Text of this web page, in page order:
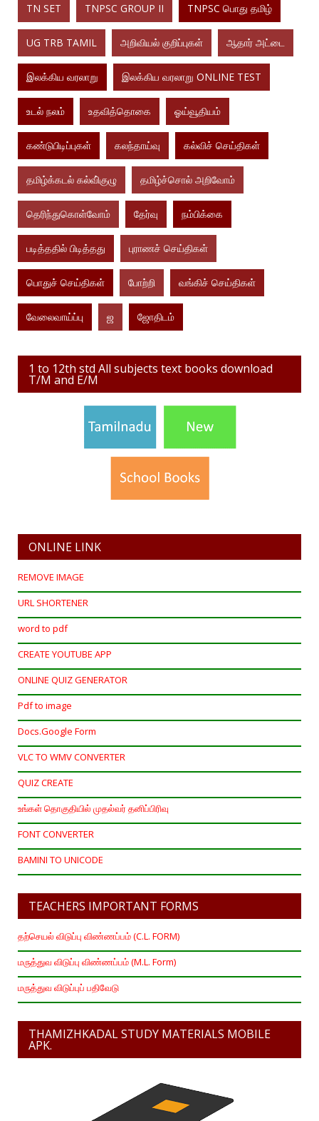
TN SET TNPSC GROUP II TNPSC பொது தமிழ்
UG TRB TAMIL அறிவியல் குறிப்புகள் ஆதார் அட்டை
இலக்கிய வரலாறு இலக்கிய வரலாறு ONLINE TEST
உடல் நலம் உதவித்தொகை ஓய்வூதியம்
கண்டுபிடிப்புகள் கலந்தாய்வு கல்விச் செய்திகள்
தமிழ்க்கடல் கல்வி்குழு தமிழ்ச்சொல் அறிவோம்
தெரிந்துகொள்வோம் தேர்வு நம்பிக்கை
படித்ததில் பிடித்தது புராணச் செய்திகள்
பொதுச் செய்திகள் போற்றி வங்கிச் செய்திகள்
வேலைவாய்ப்பு ஜ ஜோதிடம்
1 to 12th std All subjects text books download
T/M and E/M
ONLINE LINK
REMOVE IMAGE
URL SHORTENER
word to pdf
CREATE YOUTUBE APP
ONLINE QUIZ GENERATOR
Pdf to image
Docs.Google Form
VLC TO WMV CONVERTER
QUIZ CREATE
உங்கள் தொகுதியில் முதல்வர் தனிப்பிரிவு
FONT CONVERTER
BAMINI TO UNICODE
TEACHERS IMPORTANT FORMS
தற்செயல் விடுப்பு விண்ணப்பம் (C.L. FORM)
மருத்துவ விடுப்பு விண்ணப்பம் (M.L. Form)
மருத்துவ விடுப்புப் பதிவேடு
THAMIZHKADAL STUDY MATERIALS MOBILE
APK.